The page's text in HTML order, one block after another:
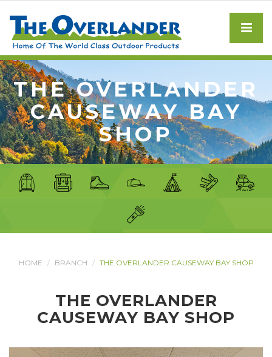
THE OVERLANDER
CAUSEWAY BAY
SHOP
HOME BRANCH THE OVERLANDER CAUSEWAY BAY SHOP
THE OVERLANDER
CAUSEWAY BAY SHOP